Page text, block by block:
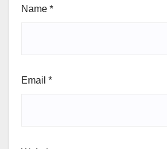
Name *
Email *